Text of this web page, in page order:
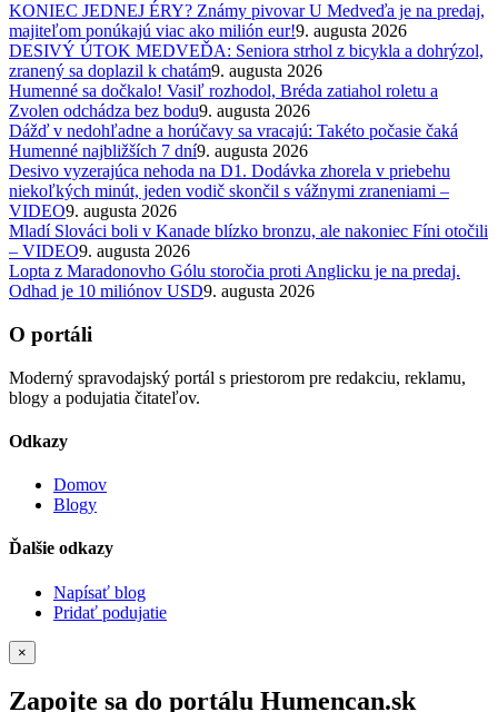
KONIEC JEDNEJ ÉRY? Známy pivovar U Medveďa je na predaj,
majiteľom ponúkajú viac ako milión eur!9. augusta 2026
DESIVÝ ÚTOK MEDVEĎA: Seniora strhol z bicykla a dohrýzol,
zranený sa doplazil k chatám9. augusta 2026
Humenné sa dočkalo! Vasiľ rozhodol, Bréda zatiahol roletu a
Zvolen odchádza bez bodu9. augusta 2026
Dážď v nedohľadne a horúčavy sa vracajú: Takéto počasie čaká
Humenné najbližších 7 dní9. augusta 2026
Desivo vyzerajúca nehoda na D1. Dodávka zhorela v priebehu
niekoľkých minút, jeden vodič skončil s vážnymi zraneniami –
VIDEO9. augusta 2026
Mladí Slováci boli v Kanade blízko bronzu, ale nakoniec Fíni otočili
– VIDEO9. augusta 2026
Lopta z Maradonovho Gólu storočia proti Anglicku je na predaj.
Odhad je 10 miliónov USD9. augusta 2026
O portáli
Moderný spravodajský portál s priestorom pre redakciu, reklamu,
blogy a podujatia čitateľov.
Odkazy
Domov
Blogy
Ďalšie odkazy
Napísať blog
Pridať podujatie
×
Zapojte sa do portálu Humencan.sk